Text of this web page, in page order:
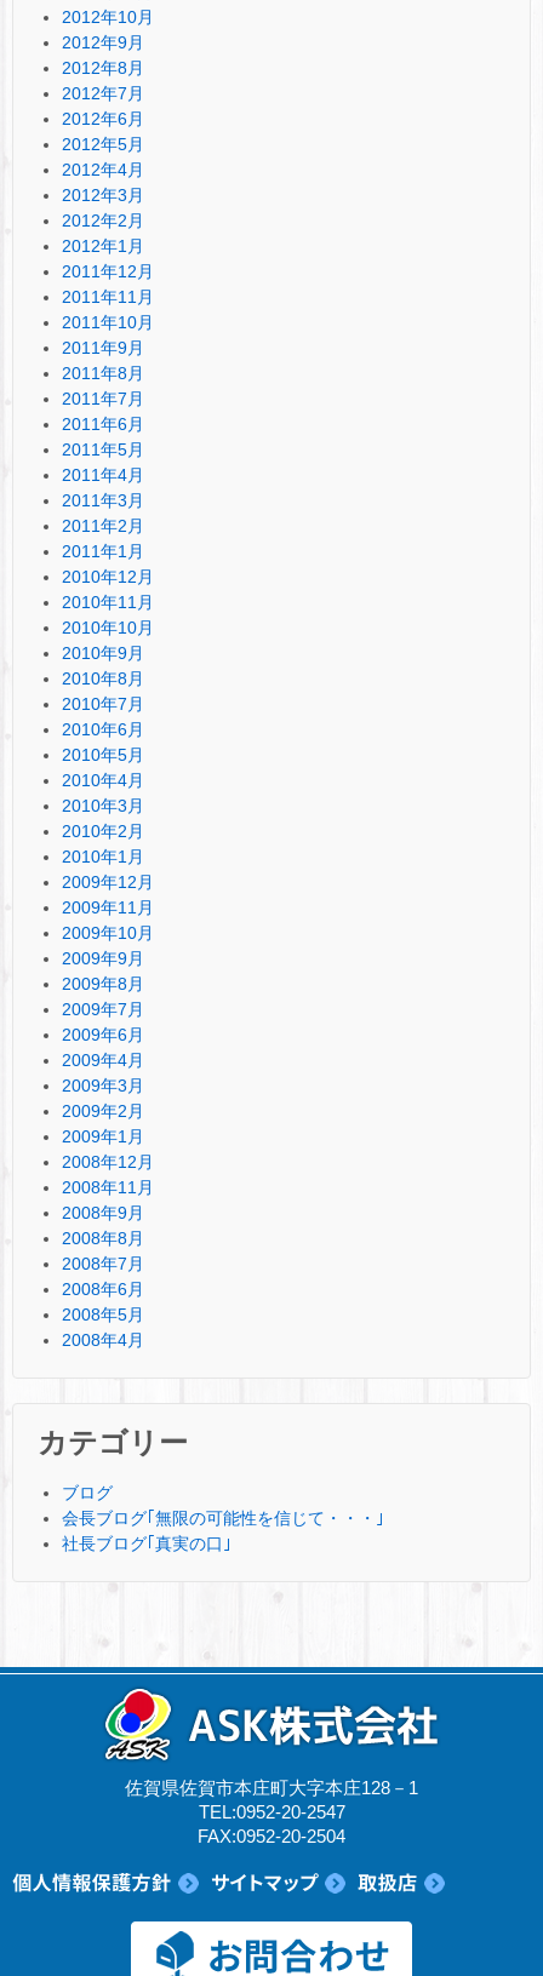
2012年10月
2012年9月
2012年8月
2012年7月
2012年6月
2012年5月
2012年4月
2012年3月
2012年2月
2012年1月
2011年12月
2011年11月
2011年10月
2011年9月
2011年8月
2011年7月
2011年6月
2011年5月
2011年4月
2011年3月
2011年2月
2011年1月
2010年12月
2010年11月
2010年10月
2010年9月
2010年8月
2010年7月
2010年6月
2010年5月
2010年4月
2010年3月
2010年2月
2010年1月
2009年12月
2009年11月
2009年10月
2009年9月
2009年8月
2009年7月
2009年6月
2009年4月
2009年3月
2009年2月
2009年1月
2008年12月
2008年11月
2008年9月
2008年8月
2008年7月
2008年6月
2008年5月
2008年4月
カテゴリー
ブログ
会長ブログ｢無限の可能性を信じて・・・｣
社長ブログ｢真実の口｣
佐賀県佐賀市本庄町大字本庄128－1
TEL:0952-20-2547
FAX:0952-20-2504